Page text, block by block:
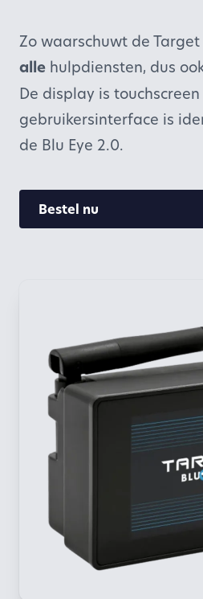
Zo waarschuwt de Target
alle hulpdiensten, dus
De display is
gebruikersinterface is
de Blu Eye 2.0.
Bestel nu